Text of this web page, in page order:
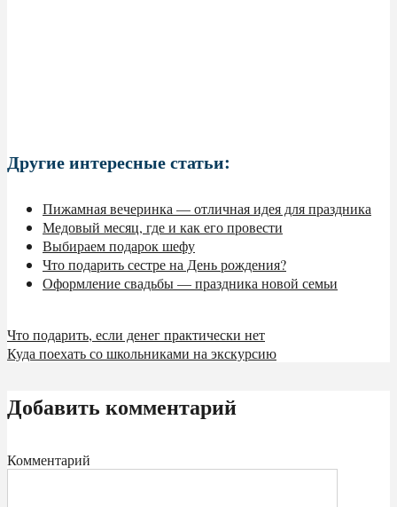
Другие интересные статьи:
Пижамная вечеринка — отличная идея для праздника
Медовый месяц, где и как его провести
Выбираем подарок шефу
Что подарить сестре на День рождения?
Оформление свадьбы — праздника новой семьи
Что подарить, если денег практически нет
Куда поехать со школьниками на экскурсию
Добавить комментарий
Комментарий